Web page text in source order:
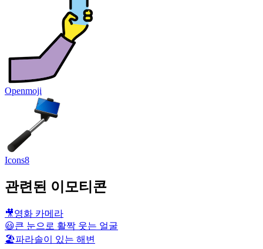
Openmoji
Icons8
관련된 이모티콘
🎥영화 카메라
😃큰 눈으로 활짝 웃는 얼굴
🏖️파라솔이 있는 해변